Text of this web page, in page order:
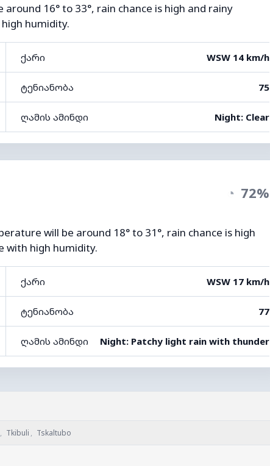
16° to 33°, rain chance is high and rainy
humidity.
ქარი WSW 14 km/h
ტენიანობა 75
ღამის ამინდი Night: Clear
◔ 72%
will be around 18° to 31°, rain chance is high
with high humidity.
ქარი WSW 17 km/h
ტენიანობა 77
ღამის ამინდი Night: Patchy light rain with thunder
, Tkibuli , Tskaltubo